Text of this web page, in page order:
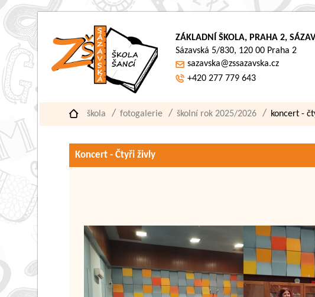
ZÁKLADNÍ ŠKOLA, PRAHA 2,
Sázavská 5/830, 120 00 Praha 2
sazavska@zssazavska.cz
+420 277 779 643
škola fotogalerie školní rok 2025/2026 koncert -
Koncert - Čtyři živly